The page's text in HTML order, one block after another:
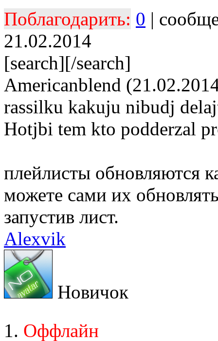
Поблагодарить: 0 |
21.02.2014
[search][/search]
Americanblend
rassilku kakuju nibudj
Hotjbi tem kto podderzal
плейлисты обновляются
можете сами их
запустив лист.
Alexvik
Новичок
Оффлайн